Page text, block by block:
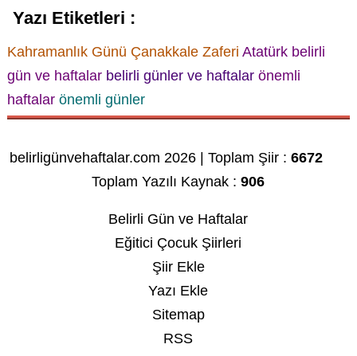
Yazı Etiketleri :
Kahramanlık Günü Çanakkale Zaferi Atatürk belirli
gün ve haftalar belirli günler ve haftalar önemli
haftalar önemli günler
belirligünvehaftalar.com 2026 | Toplam Şiir :6672
Toplam Yazılı Kaynak :906
Belirli Gün ve Haftalar
Eğitici Çocuk Şiirleri
Şiir Ekle
Yazı Ekle
Sitemap
RSS